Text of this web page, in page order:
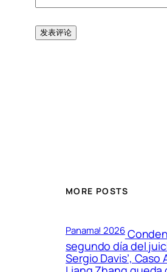
MORE POSTS
Panama! 2026
segundo día del
Sergio Davis’,